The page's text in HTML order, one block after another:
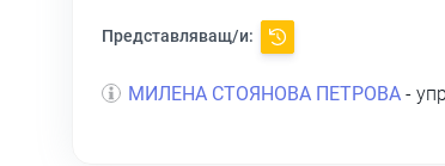
Представляващ/и:
МИЛЕНА СТОЯНОВА ПЕТРОВА -